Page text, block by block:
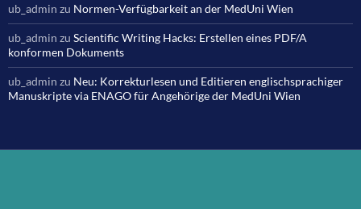
ub_admin zu Normen-Verfügbarkeit an der MedUni Wien
ub_admin zu Scientific Writing Hacks: Erstellen eines PDF/A
konformen Dokuments
ub_admin zu Neu: Korrekturlesen und Editieren englischsprachiger
Manuskripte via ENAGO für Angehörige der MedUni Wien